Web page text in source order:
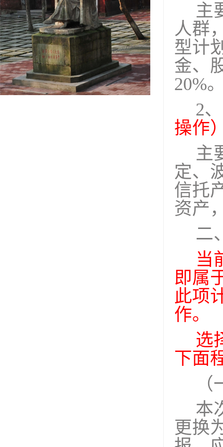
主
人群
型计
金、
20%
2
操作
主
定、
信托
资产
二
当
即属
此项
作。
选
下面
本
更换